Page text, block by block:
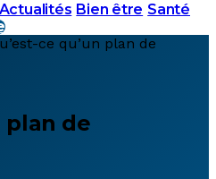
Actualités Bien être Santé
ce qu’un plan de
plan de